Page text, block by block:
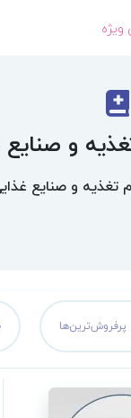
و صنایع
تغذیه و صنایع
پرفروش‌ترین‌ها